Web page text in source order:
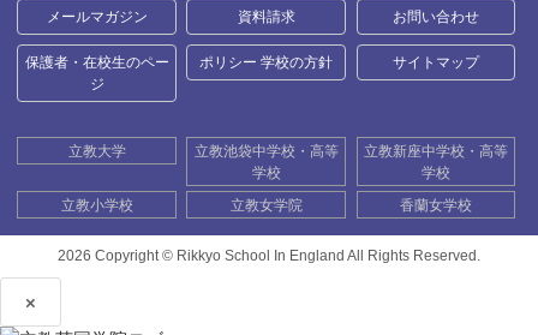
メールマガジン 資料請求 お問い合わせ
保護者・在校生のペー
ジ
ポリシー 学校の方針 サイトマップ
立教大学
立教池袋中学校・高等
学校
立教新座中学校・高等
学校
立教小学校
立教女学院 香蘭女学校
2026 Copyright © Rikkyo School In England All Rights Reserved.
×